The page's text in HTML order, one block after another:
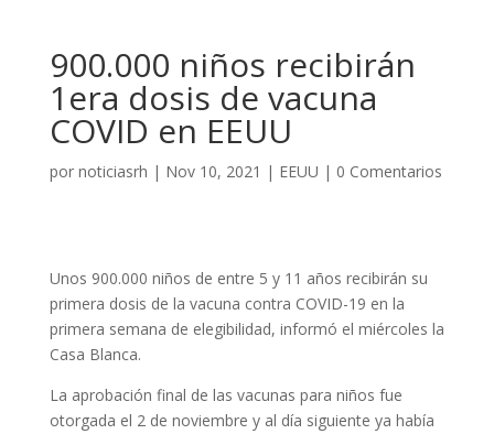
900.000 niños recibirán
1era dosis de vacuna
COVID en EEUU
por noticiasrh | Nov 10, 2021 | EEUU | 0 Comentarios
Unos 900.000 niños de entre 5 y 11 años recibirán su
primera dosis de la vacuna contra COVID-19 en la
primera semana de elegibilidad, informó el miércoles la
Casa Blanca.
La aprobación final de las vacunas para niños fue
otorgada el 2 de noviembre y al día siguiente ya había